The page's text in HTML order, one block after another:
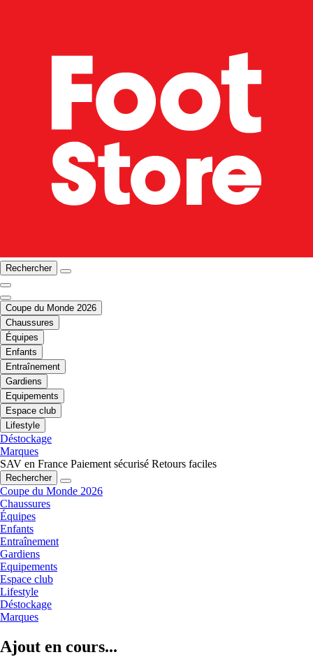
Rechercher
Coupe du Monde 2026
Chaussures
Équipes
Enfants
Entraînement
Gardiens
Equipements
Espace club
Lifestyle
Déstockage
Marques
SAV en France Paiement sécurisé Retours faciles
Rechercher
Coupe du Monde 2026
Chaussures
Équipes
Enfants
Entraînement
Gardiens
Equipements
Espace club
Lifestyle
Déstockage
Marques
Ajout en cours...